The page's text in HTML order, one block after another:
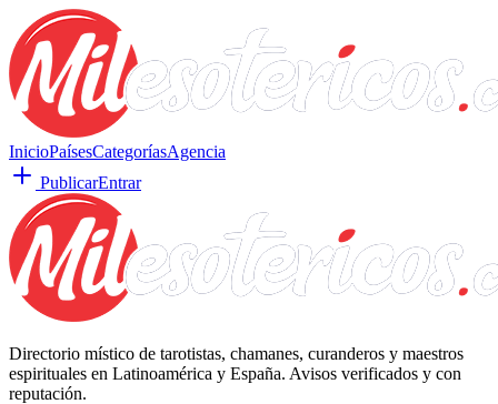
InicioPaísesCategoríasAgencia
PublicarEntrar
Directorio místico de tarotistas, chamanes, curanderos y maestros
espirituales en Latinoamérica y España. Avisos verificados y con
reputación.